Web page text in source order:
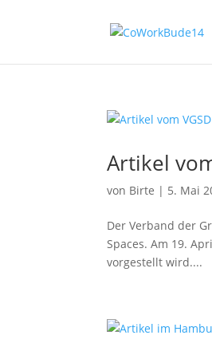
Artikel
von Birte | 5. Mai
Der Verband der
Spaces. Am 19.
vorgestellt wird....